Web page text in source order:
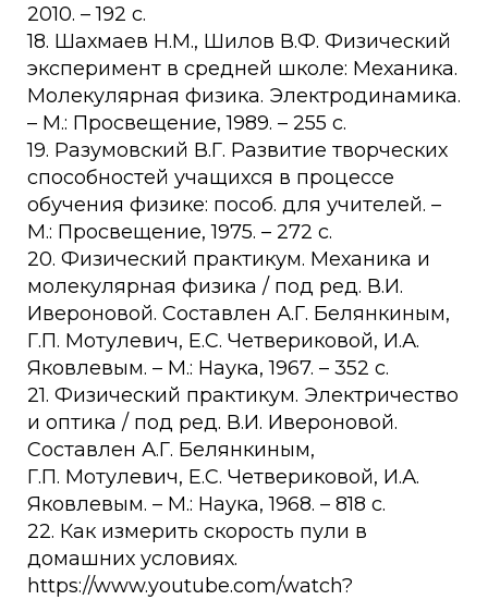
2010. – 192 с.
18. Шахмаев Н.М., Шилов В.Ф. Физический
эксперимент в средней школе: Механика.
Молекулярная физика. Электродинамика.
– М.: Просвещение, 1989. – 255 с.
19. Разумовский В.Г. Развитие творческих
способностей учащихся в процессе
обучения физике: пособ. для учителей. –
М.: Просвещение, 1975. – 272 с.
20. Физический практикум. Механика и
молекулярная физика / под ред. В.И.
Ивероновой. Составлен А.Г. Белянкиным,
Г.П. Мотулевич, Е.С. Четвериковой, И.А.
Яковлевым. – М.: Наука, 1967. – 352 с.
21. Физический практикум. Электричество
и оптика / под ред. В.И. Ивероновой.
Составлен А.Г. Белянкиным,
Г.П. Мотулевич, Е.С. Четвериковой, И.А.
Яковлевым. – М.: Наука, 1968. – 818 с.
22. Как измерить скорость пули в
домашних условиях.
https://www.youtube.com/watch?